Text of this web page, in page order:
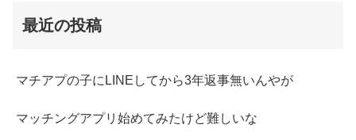
最近の投稿
マチアプの子にLINEしてから3年返事無いんやが
マッチングアプリ始めてみたけど難しいな